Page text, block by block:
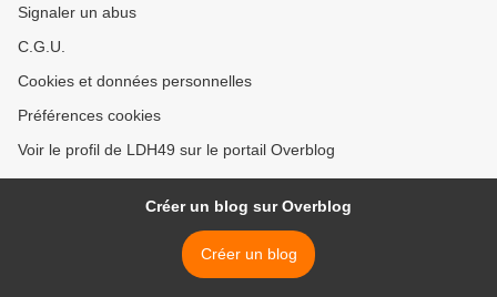
Signaler un abus
C.G.U.
Cookies et données personnelles
Préférences cookies
Voir le profil de LDH49 sur le portail Overblog
Créer un blog sur Overblog
Créer un blog